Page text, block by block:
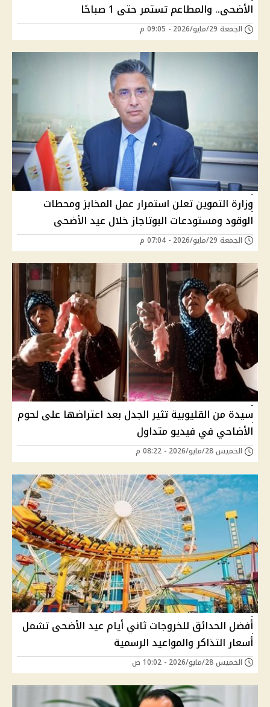
الأضحى.. والمطاعم تستمر حتى 1 صباحًا
الجمعة 29/مايو/2026 - 09:05 م
وزارة التموين تعلن استمرار عمل المخابز ومحطات
الوقود ومستودعات البوتاجاز خلال عيد الأضحى
الجمعة 29/مايو/2026 - 07:04 م
سيدة من القليوبية تثير الجدل بعد اعتراضها على لحوم
الأضاحي في فيديو متداول
الخميس 28/مايو/2026 - 08:22 م
أفضل الحدائق للخروجات ثاني أيام عيد الأضحى تشمل
أسعار التذاكر والمواعيد الرسمية
الخميس 28/مايو/2026 - 10:02 ص